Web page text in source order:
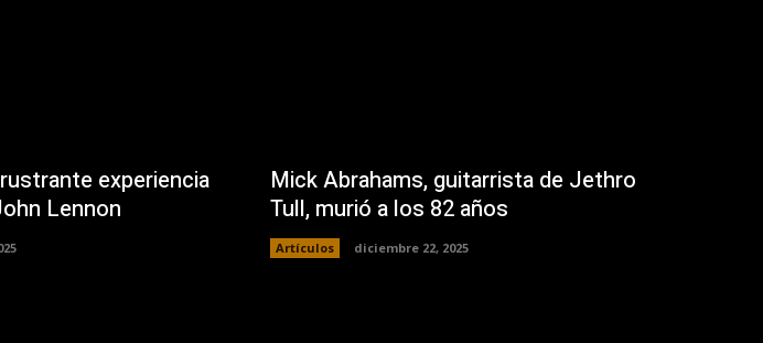
experiencia
Lennon
Mick Abrahams, guitarrista de Jethro
Tull, murió a los 82 años
Artículos diciembre 22, 2025